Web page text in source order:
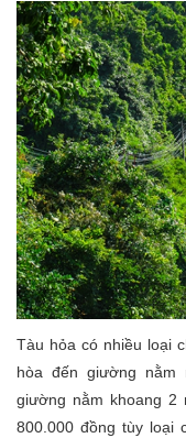
Tàu hỏa có nhiều loại
hòa đến giường nằm
giường nằm khoang 2
800.000 đồng tùy loại